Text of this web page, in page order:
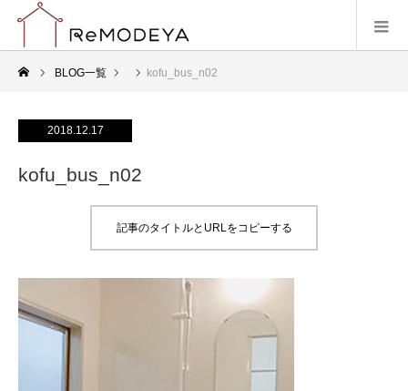
BLOG一覧 kofu_bus_n02
2018.12.17
kofu_bus_n02
記事のタイトルとURLをコピーする